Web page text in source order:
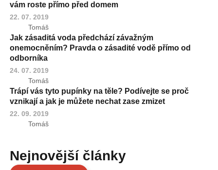
vám roste přímo před domem
22. 07. 2019
Tomáš
Jak zásaditá voda předchází závažným
onemocněním? Pravda o zásadité vodě přímo od
odborníka
24. 07. 2019
Tomáš
Trápí vás tyto pupínky na těle? Podívejte se proč
vznikají a jak je můžete nechat zase zmizet
22. 09. 2019
Tomáš
Nejnovější články